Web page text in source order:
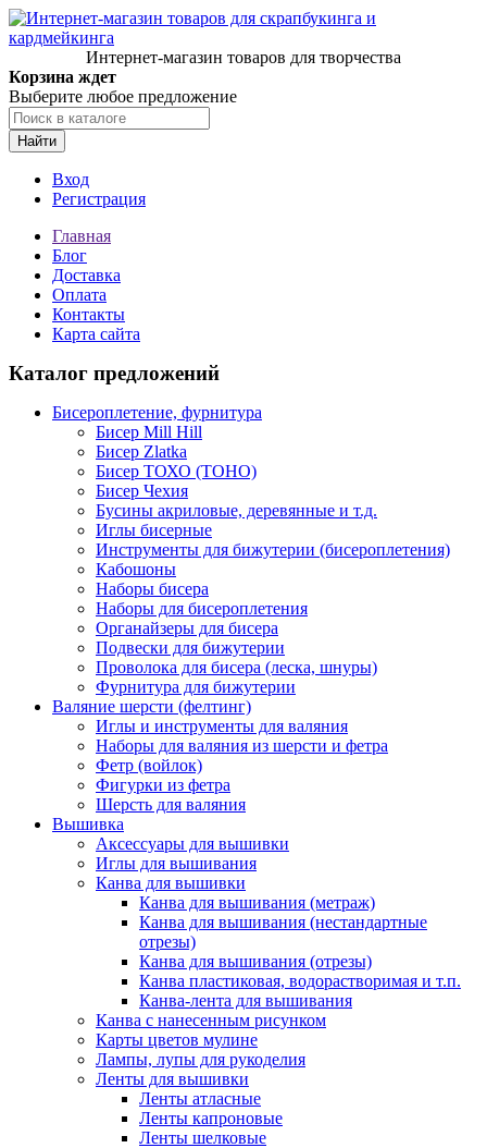
Интернет-магазин товаров для творчества
Корзина ждет
Выберите любое предложение
Найти
Вход
Регистрация
Главная
Блог
Доставка
Оплата
Контакты
Карта сайта
Каталог предложений
Бисероплетение, фурнитура
Бисер Mill Hill
Бисер Zlatka
Бисер ТОХО (TOHO)
Бисер Чехия
Бусины акриловые, деревянные и т.д.
Иглы бисерные
Инструменты для бижутерии (бисероплетения)
Кабошоны
Наборы бисера
Наборы для бисероплетения
Органайзеры для бисера
Подвески для бижутерии
Проволока для бисера (леска, шнуры)
Фурнитура для бижутерии
Валяние шерсти (фелтинг)
Иглы и инструменты для валяния
Наборы для валяния из шерсти и фетра
Фетр (войлок)
Фигурки из фетра
Шерсть для валяния
Вышивка
Аксессуары для вышивки
Иглы для вышивания
Канва для вышивки
Канва для вышивания (метраж)
Канва для вышивания (нестандартные
отрезы)
Канва для вышивания (отрезы)
Канва пластиковая, водорастворимая и т.п.
Канва-лента для вышивания
Канва с нанесенным рисунком
Карты цветов мулине
Лампы, лупы для рукоделия
Ленты для вышивки
Ленты атласные
Ленты капроновые
Ленты шелковые